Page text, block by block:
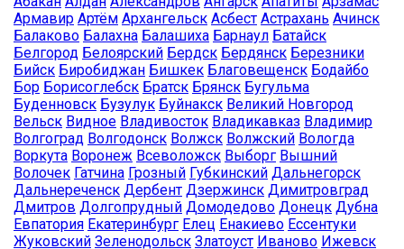
Армавир Артём Архангельск Асбест Астрахань Ачинск
Балаково Балахна Балашиха Барнаул Батайск
Белгород Белоярский Бердск Бердянск Березники
Бийск Биробиджан Бишкек Благовещенск Бодайбо
Бор Борисоглебск Братск Брянск Бугульма
Буденновск Бузулук Буйнакск Великий Новгород
Вельск Видное Владивосток Владикавказ Владимир
Волгоград Волгодонск Волжск Волжский Вологда
Воркута Воронеж Всеволожск Выборг Вышний
Волочек Гатчина Грозный Губкинский Дальнегорск
Дальнереченск Дербент Дзержинск Димитровград
Дмитров Долгопрудный Домодедово Донецк Дубна
Евпатория Екатеринбург Елец Енакиево Ессентуки
Жуковский Зеленодольск Златоуст Иваново Ижевск